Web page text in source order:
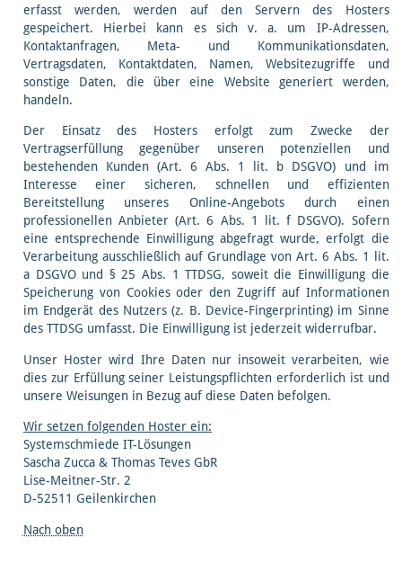
erfasst werden, werden auf den Servern des Hosters
gespeichert. Hierbei kann es sich v. a. um IP-Adressen,
Kontaktanfragen, Meta- und Kommunikationsdaten,
Vertragsdaten, Kontaktdaten, Namen, Websitezugriffe und
sonstige Daten, die über eine Website generiert werden,
handeln.
Der Einsatz des Hosters erfolgt zum Zwecke der
Vertragserfüllung gegenüber unseren potenziellen und
bestehenden Kunden (Art. 6 Abs. 1 lit. b DSGVO) und im
Interesse einer sicheren, schnellen und effizienten
Bereitstellung unseres Online-Angebots durch einen
professionellen Anbieter (Art. 6 Abs. 1 lit. f DSGVO). Sofern
eine entsprechende Einwilligung abgefragt wurde, erfolgt die
Verarbeitung ausschließlich auf Grundlage von Art. 6 Abs. 1 lit.
a DSGVO und § 25 Abs. 1 TTDSG, soweit die Einwilligung die
Speicherung von Cookies oder den Zugriff auf Informationen
im Endgerät des Nutzers (z. B. Device-Fingerprinting) im Sinne
des TTDSG umfasst. Die Einwilligung ist jederzeit widerrufbar.
Unser Hoster wird Ihre Daten nur insoweit verarbeiten, wie
dies zur Erfüllung seiner Leistungspflichten erforderlich ist und
unsere Weisungen in Bezug auf diese Daten befolgen.
Wir setzen folgenden Hoster ein:
Systemschmiede IT-Lösungen
Sascha Zucca & Thomas Teves GbR
Lise-Meitner-Str. 2
D-52511 Geilenkirchen
Nach oben